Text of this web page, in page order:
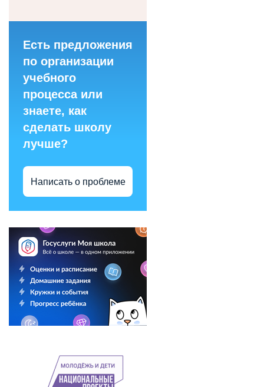
Есть предложения
по организации
учебного
процесса или
знаете, как
сделать школу
лучше?
Написать о проблеме